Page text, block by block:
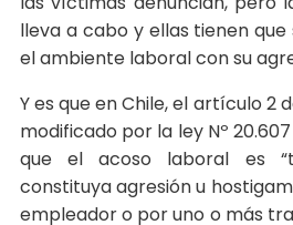
lleva a cabo y ellas tienen
el ambiente laboral con su
Y es que en Chile, el artículo 2
modificado por la ley Nº
que el acoso laboral es
constituya agresión u
empleador o por uno o más